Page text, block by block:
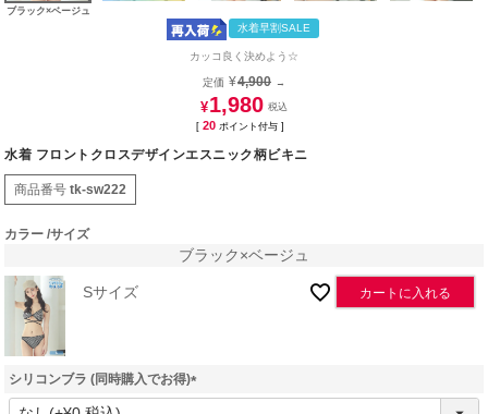
ブラック×ベージュ
水着早割SALE
カッコ良く決めよう☆
定価 ¥4,900 →
¥1,980
[ 20 ポイント付与 ]
水着 フロントクロスデザインエスニック柄ビキニ
商品番号 tk-sw222
カラー サイズ
ブラック×ベージュ
Sサイズ カートに入れる
シリコンブラ (同時購入でお得)
(